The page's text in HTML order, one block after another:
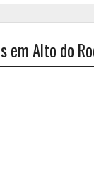
em Alto do